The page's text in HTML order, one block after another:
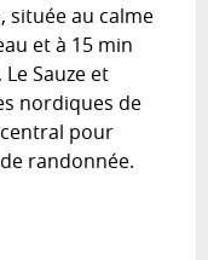
située au calme
et à 15 min
Sauze et
nordiques de
pour
randonnée.